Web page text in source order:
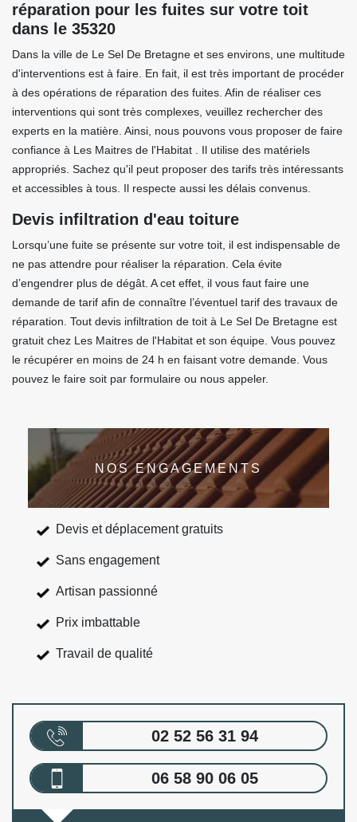
réparation pour les fuites sur votre toit
dans le 35320
Dans la ville de Le Sel De Bretagne et ses environs, une multitude
d'interventions est à faire. En fait, il est très important de procéder
à des opérations de réparation des fuites. Afin de réaliser ces
interventions qui sont très complexes, veuillez rechercher des
experts en la matière. Ainsi, nous pouvons vous proposer de faire
confiance à Les Maitres de l'Habitat . Il utilise des matériels
appropriés. Sachez qu'il peut proposer des tarifs très intéressants
et accessibles à tous. Il respecte aussi les délais convenus.
Devis infiltration d'eau toiture
Lorsqu’une fuite se présente sur votre toit, il est indispensable de
ne pas attendre pour réaliser la réparation. Cela évite
d’engendrer plus de dégât. A cet effet, il vous faut faire une
demande de tarif afin de connaître l’éventuel tarif des travaux de
réparation. Tout devis infiltration de toit à Le Sel De Bretagne est
gratuit chez Les Maitres de l'Habitat et son équipe. Vous pouvez
le récupérer en moins de 24 h en faisant votre demande. Vous
pouvez le faire soit par formulaire ou nous appeler.
NOS ENGAGEMENTS
Devis et déplacement gratuits
Sans engagement
Artisan passionné
Prix imbattable
Travail de qualité
02 52 56 31 94
06 58 90 06 05